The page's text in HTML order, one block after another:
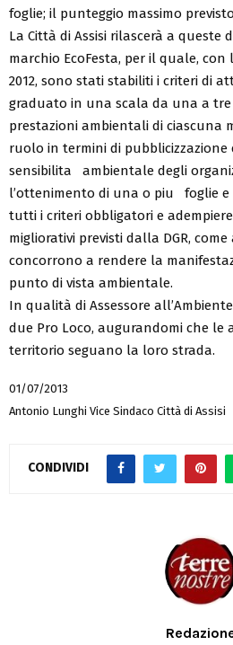
foglie; il punteggio massimo
La Città di Assisi rilascerà a queste
marchio EcoFesta, per il quale, con
2012, sono stati stabiliti i criteri di
graduato in una scala da una a
prestazioni ambientali di ciascuna
ruolo in termini di pubblicizzazione
sensibilita ambientale degli
l’ottenimento di una o piu foglie
tutti i criteri obbligatori e
migliorativi previsti dalla DGR,
concorrono a rendere la
punto di vista ambientale.
In qualità di Assessore
due Pro Loco, augurandomi che le
territorio seguano la loro strada.
01/07/2013
Antonio Lunghi Vice Sindaco Città di Assisi
CONDIVIDI